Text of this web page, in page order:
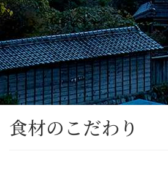
食材のこだわり